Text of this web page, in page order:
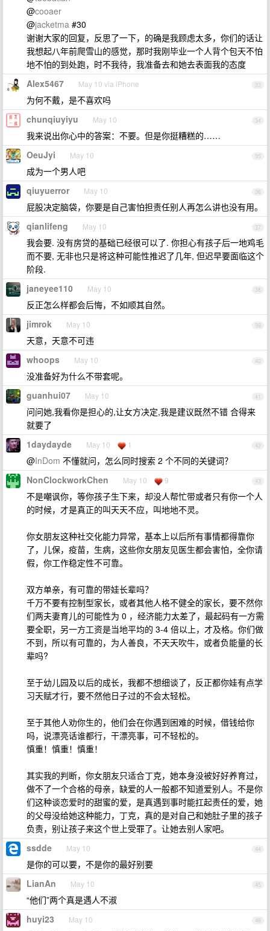
@cooaer
@jacketma #30
谢谢大家的回复，反思了一下，的确是我顾虑太多，你们的话让
我想起八年前爬雪山的感觉，那时我刚毕业一个人背个包天不怕
地不怕的到处跑，时不我待，我准备去和她去表面我的态度
33
Alex5467 May 10 via iPhone
为何不戴，是不喜欢吗
34
chunqiuyiyu May 10
我来说出你心中的答案：不要。但是你挺糟糕的……
35
OeuJyi May 10
成为一个男人吧
36
qiuyuerror May 10
屁股决定脑袋，你要是自己害怕担责任别人再怎么讲也没有用。
37
qianlifeng May 10
我会要. 没有房贷的基础已经很可以了. 你担心有孩子后一地鸡毛
而不要, 无非也只是将这种可能性推迟了几年, 但迟早要面临这个
阶段.
38
janeyee110 May 10
反正怎么样都会后悔，不如顺其自然。
39
jimrok May 10
天意，天意不可违
40
whoops May 10
没准备好为什么不带套呢。
41
guanhui07 May 10
问问她,我看你是担心的,让女方决定,我是建议既然不错 合得来
就要了
42
1daydayde May 10 1
@InDom 不懂就问，怎么同时搜索 2 个不同的关键词？
43
NonClockworkChen May 10 9
不是嘲讽你，等你孩子生下来，却没人帮忙带或者只有你一个人
的时候，才是真正的叫天天不应，叫地地不灵。
你女朋友这种社交化能力异常，基本上以后所有事情都得靠你
了，儿保，疫苗，生病，这些你女朋友见医生都会害怕，全你请
假，你工作稳定性不可靠。
双方单亲，有可靠的带娃长辈吗？
千万不要有控制型家长，或者其他人格不健全的家长，要不然你
们两夫妻育儿的可能性为 0 ，经济能力太差了，最起码有一方需
要全职，另一方工资是当地平均的 3-4 倍以上，才及格。你们做
不到，所以有可靠的，为人善良，不天天吹牛，或者负能量的长
辈吗?
至于幼儿园及以后的成长，我都不想细谈了，反正都你娃有点学
习天赋才行，要不然他日子过的不会太轻松。
至于其他人劝你生的，他们会在你遇到困难的时候，借钱给你
吗，说漂亮话谁都行，干漂亮事，可不轻松的。
慎重！慎重！慎重！
其实我的判断，你女朋友只适合丁克，她本身没被好好养育过，
做不了一个合格的母亲，缺爱的人一般都不知道爱别人。不是你
们这种谈恋爱时的甜蜜的爱，是真遇到事时能扛起责任的爱，她
的父母没给她这种能力，丁克，真的是对自己和她肚子里的孩子
负责，别让孩子来这个世上受罪了。让她去别人家吧。
44
ssdde May 10
是你的可以要，不是你的最好别要
45
LianAn May 10
“他们”两个真是遇人不淑
46
huyi23 May 10